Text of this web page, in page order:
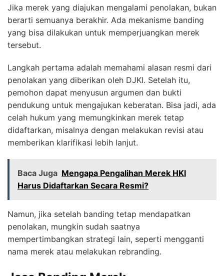
Jika merek yang diajukan mengalami penolakan, bukan
berarti semuanya berakhir. Ada mekanisme banding
yang bisa dilakukan untuk memperjuangkan merek
tersebut.
Langkah pertama adalah memahami alasan resmi dari
penolakan yang diberikan oleh DJKI. Setelah itu,
pemohon dapat menyusun argumen dan bukti
pendukung untuk mengajukan keberatan. Bisa jadi, ada
celah hukum yang memungkinkan merek tetap
didaftarkan, misalnya dengan melakukan revisi atau
memberikan klarifikasi lebih lanjut.
Baca Juga Mengapa Pengalihan Merek HKI
Harus Didaftarkan Secara Resmi?
Namun, jika setelah banding tetap mendapatkan
penolakan, mungkin sudah saatnya
mempertimbangkan strategi lain, seperti mengganti
nama merek atau melakukan rebranding.